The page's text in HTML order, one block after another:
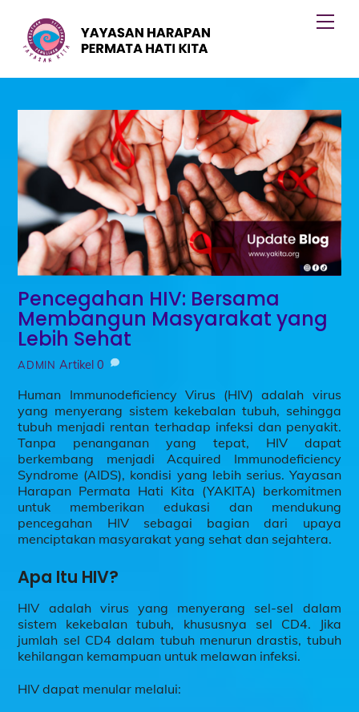
content
Pencegahan HIV: Bersama
Membangun Masyarakat yang
Lebih Sehat
ADMIN Artikel 0
Human Immunodeficiency Virus (HIV) adalah virus
yang menyerang sistem kekebalan tubuh, sehingga
tubuh menjadi rentan terhadap infeksi dan penyakit.
Tanpa penanganan yang tepat, HIV dapat
berkembang menjadi Acquired Immunodeficiency
Syndrome (AIDS), kondisi yang lebih serius. Yayasan
Harapan Permata Hati Kita (YAKITA) berkomitmen
untuk memberikan edukasi dan mendukung
pencegahan HIV sebagai bagian dari upaya
menciptakan masyarakat yang sehat dan sejahtera.
Apa Itu HIV?
HIV adalah virus yang menyerang sel-sel dalam
sistem kekebalan tubuh, khususnya sel CD4. Jika
jumlah sel CD4 dalam tubuh menurun drastis, tubuh
kehilangan kemampuan untuk melawan infeksi.
HIV dapat menular melalui: